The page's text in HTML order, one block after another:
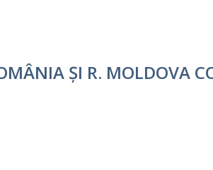
ȘI R. MOLDOVA